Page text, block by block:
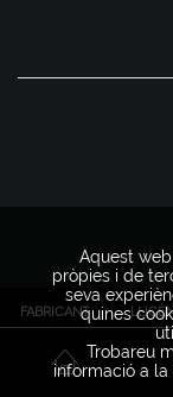
FABRICANT
Aquest
pròpies i de
seva
quines
Trobareu
informació a la